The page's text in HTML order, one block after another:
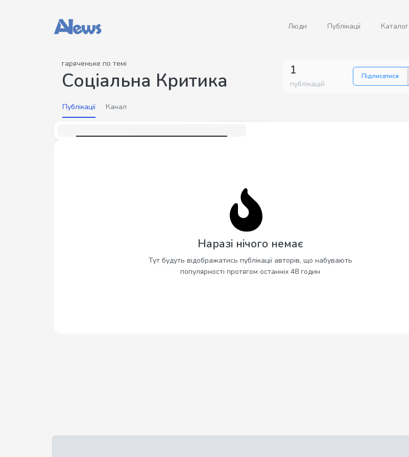
Люди Публікації Каталог
гаряченьке по темі
Соціальна Критика 1
публікацій
Підписатися
Публікації Канал
Наразі нічого немає
Тут будуть відображатись публікації авторів, що набувають
популярності протягом останніх 48 годин